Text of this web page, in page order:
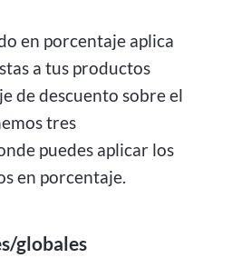
en porcentaje aplica
a tus productos
de descuento sobre el
tres
puedes aplicar los
en porcentaje.
globales